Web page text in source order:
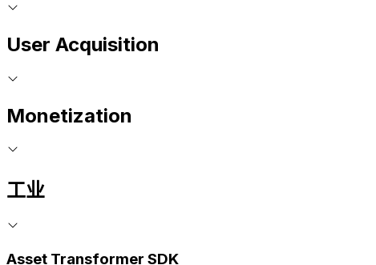
User Acquisition
Monetization
工业
Asset Transformer SDK